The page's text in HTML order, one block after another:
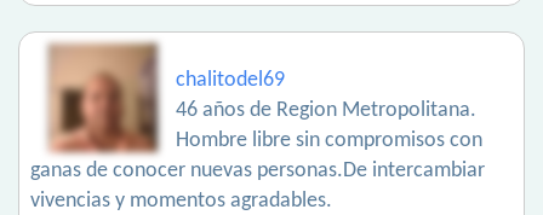
chalitodel69
46 años de Region Metropolitana.
Hombre libre sin compromisos con
ganas de conocer nuevas personas.De intercambiar
vivencias y momentos agradables.